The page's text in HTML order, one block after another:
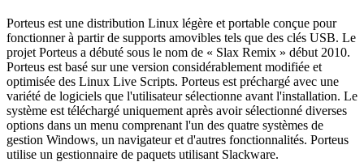
Porteus est une distribution Linux légère et portable conçue pour
fonctionner à partir de supports amovibles tels que des clés USB. Le
projet Porteus a débuté sous le nom de « Slax Remix » début 2010.
Porteus est basé sur une version considérablement modifiée et
optimisée des Linux Live Scripts. Porteus est préchargé avec une
variété de logiciels que l'utilisateur sélectionne avant l'installation. Le
système est téléchargé uniquement après avoir sélectionné diverses
options dans un menu comprenant l'un des quatre systèmes de
gestion Windows, un navigateur et d'autres fonctionnalités. Porteus
utilise un gestionnaire de paquets utilisant Slackware.